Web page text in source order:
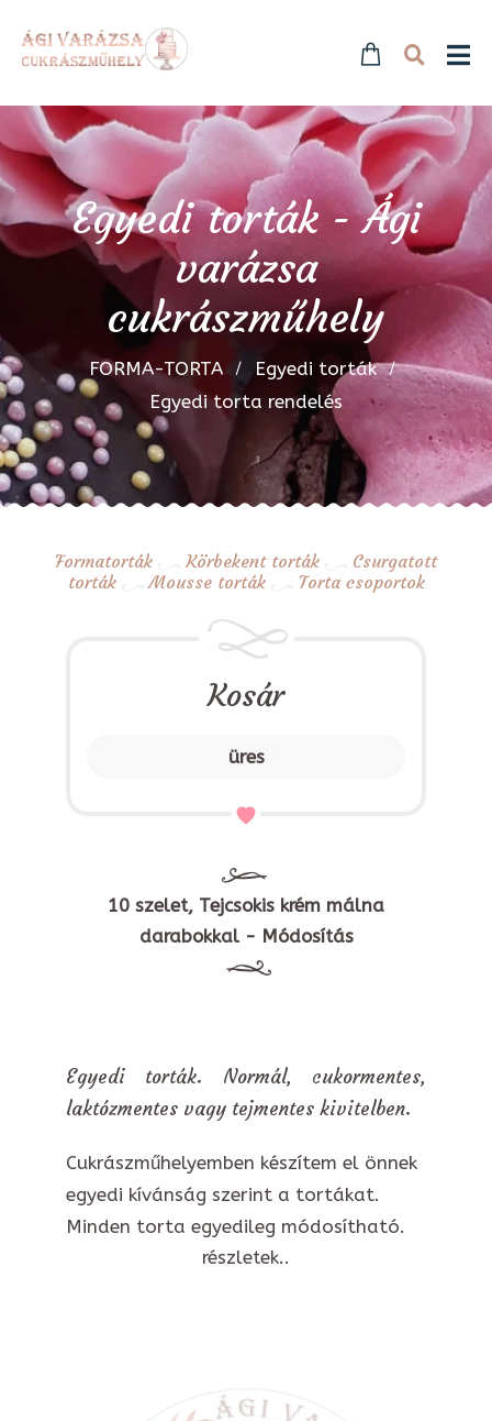
Egyedi torták - Ági
varázsa
cukrászműhely
FORMA-TORTA
Egyedi torták
Egyedi torta rendelés
Formatorták Körbekent torták
Csurgatott
torták
Mousse torták Torta csoportok
Kosár
üres
10 szelet, Tejcsokis krém málna
darabokkal - Módosítás
Egyedi torták. Normál, cukormentes,
laktózmentes vagy tejmentes kivitelben.
Cukrászműhelyemben készítem el önnek
egyedi kívánság szerint a tortákat.
Minden torta egyedileg módosítható.
részletek..